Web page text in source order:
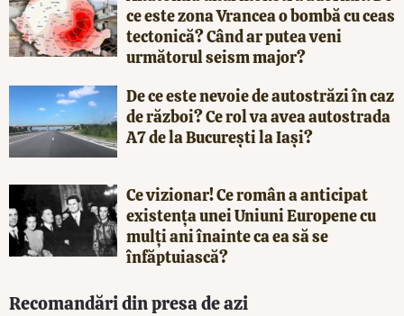
ce este zona Vrancea o bombă cu ceas
tectonică? Când ar putea veni
următorul seism major?
De ce este nevoie de autostrăzi în caz
de război? Ce rol va avea autostrada
A7 de la București la Iași?
Ce vizionar! Ce român a anticipat
existența unei Uniuni Europene cu
mulți ani înainte ca ea să se
înfăptuiască?
Recomandări din presa de azi